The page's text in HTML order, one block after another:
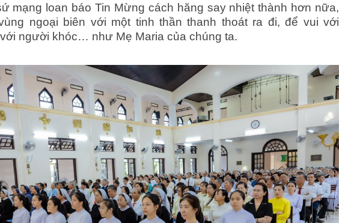
mạng loan báo Tin Mừng cách hăng say nhiệt thành hơn nữa,
ngoại biên với một tinh thần thanh thoát ra đi, để vui với
người khóc… như Mẹ Maria của chúng ta.